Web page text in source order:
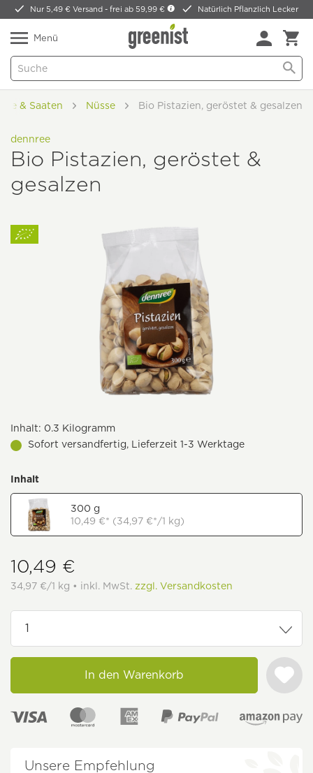
Nur 5,49 € Versand -frei ab 59,99 € Natürlich Pflanzlich Lecker
Menü
& Saaten Nüsse Bio Pistazien, geröstet & gesalzen
dennree
Bio Pistazien, geröstet &
gesalzen
Inhalt: 0.3 Kilogramm
Sofort versandfertig, Lieferzeit 1-3 Werktage
Inhalt
300 g
10,49 €* (34,97 €*/1 kg)
10,49 €
34,97 €/1 kg • inkl. MwSt. zzgl. Versandkosten
In den Warenkorb
Unsere Empfehlung